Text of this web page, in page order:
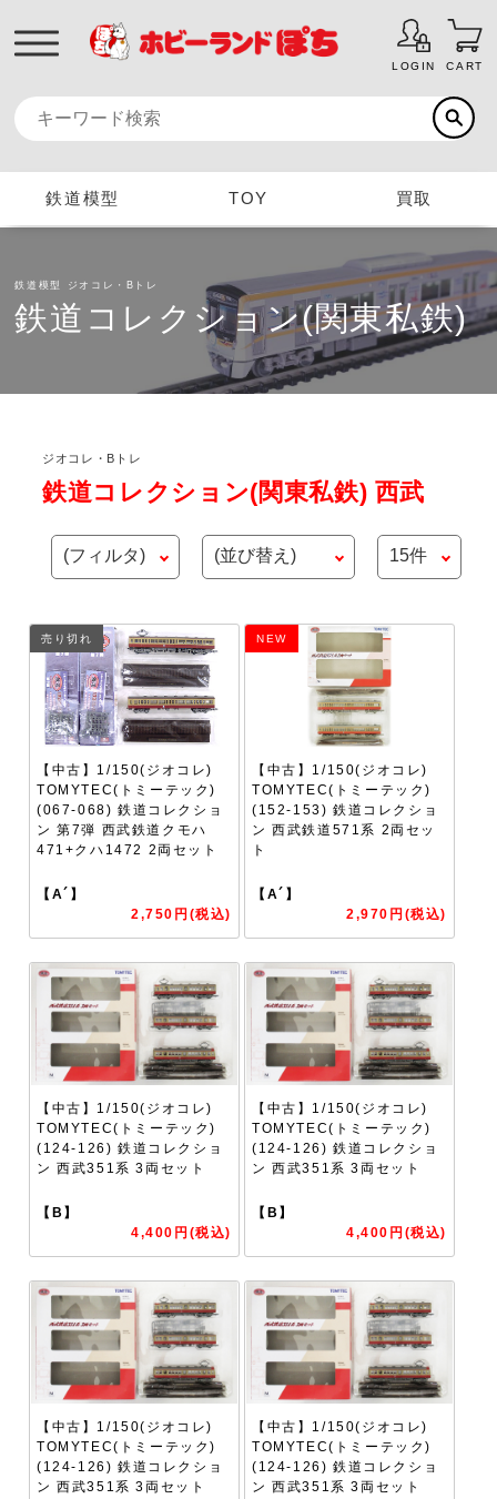
LOGIN CART
鉄道模型 TOY 買取
鉄道模型 ジオコレ・Bトレ
鉄道コレクション(関東私鉄)
ジオコレ・Bトレ
鉄道コレクション(関東私鉄) 西武
売り切れ
【中古】1/150(ジオコレ)
TOMYTEC(トミーテック)
(067-068) 鉄道コレクショ
ン 第7弾 西武鉄道クモハ
471+クハ1472 2両セット
【A´】
2,750円(税込)
NEW
【中古】1/150(ジオコレ)
TOMYTEC(トミーテック)
(152-153) 鉄道コレクショ
ン 西武鉄道571系 2両セッ
ト
【A´】
2,970円(税込)
【中古】1/150(ジオコレ)
TOMYTEC(トミーテック)
(124-126) 鉄道コレクショ
ン 西武351系 3両セット
【B】
4,400円(税込)
【中古】1/150(ジオコレ)
TOMYTEC(トミーテック)
(124-126) 鉄道コレクショ
ン 西武351系 3両セット
【B】
4,400円(税込)
【中古】1/150(ジオコレ)
TOMYTEC(トミーテック)
(124-126) 鉄道コレクショ
ン 西武351系 3両セット
【中古】1/150(ジオコレ)
TOMYTEC(トミーテック)
(124-126) 鉄道コレクショ
ン 西武351系 3両セット